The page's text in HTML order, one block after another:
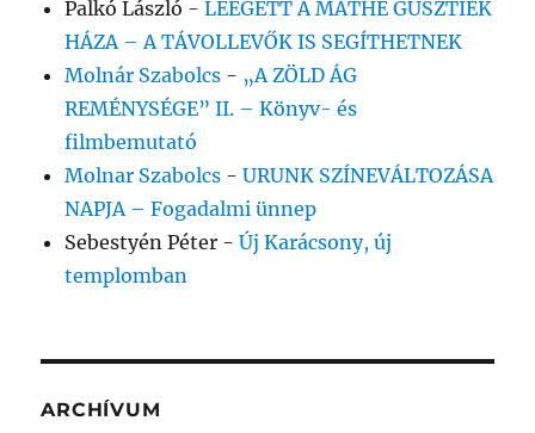
Palkó László -LEÉGETT A MÁTHÉ GUSZTIÉK
HÁZA – A TÁVOLLEVŐK IS SEGÍTHETNEK
Molnár Szabolcs - „A ZÖLD ÁG
REMÉNYSÉGE” II. – Könyv- és
filmbemutató
Molnar Szabolcs -URUNK SZÍNEVÁLTOZÁSA
NAPJA – Fogadalmi ünnep
Sebestyén Péter -Új Karácsony, új
templomban
ARCHÍVUM